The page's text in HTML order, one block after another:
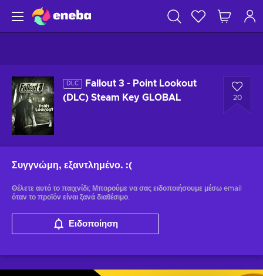
DLC
Fallout 3 - Point Lookout
(DLC) Steam Key GLOBAL
20
Συγγνώμη, εξαντλημένο. :(
Θέλετε αυτό το παιχνίδι; Μπορούμε να σας ειδοποιήσουμε μέσω email
όταν το προϊόν είναι ξανά διαθέσιμο.
Ειδοποίηση